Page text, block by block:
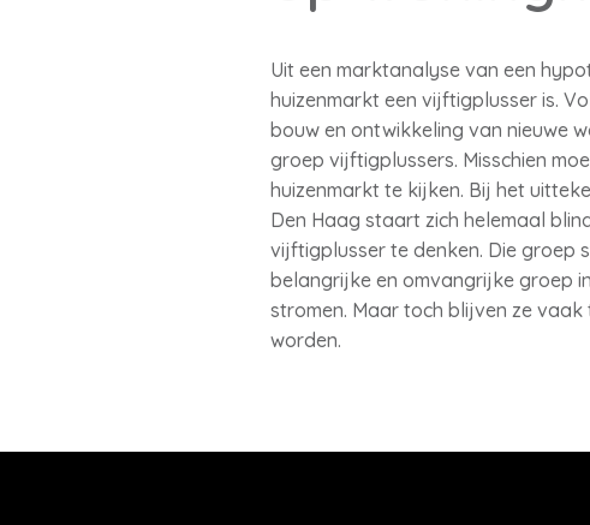
Uit een marktanalyse van een
huizenmarkt een vijftigplusser is.
bouw en ontwikkeling van nieuwe
groep vijftigplussers. Misschien
huizenmarkt te kijken. Bij het
Den Haag staart zich helemaal
vijftigplusser te denken. Die groep
belangrijke en omvangrijke groep
stromen. Maar toch blijven ze
worden.